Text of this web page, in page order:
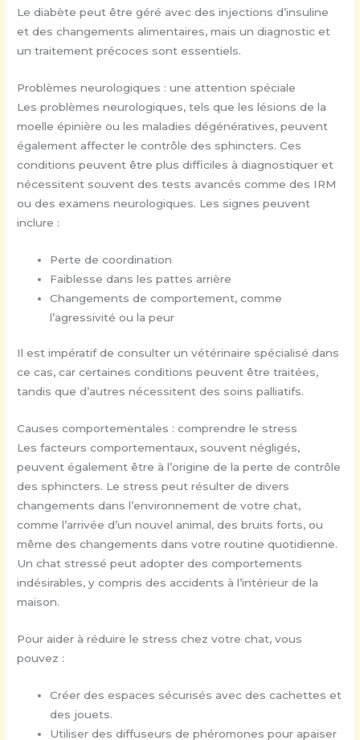
Le diabète peut être géré avec des injections d’insuline
et des changements alimentaires, mais un diagnostic et
un traitement précoces sont essentiels.
Problèmes neurologiques : une attention spéciale
Les problèmes neurologiques, tels que les lésions de la
moelle épinière ou les maladies dégénératives, peuvent
également affecter le contrôle des sphincters. Ces
conditions peuvent être plus difficiles à diagnostiquer et
nécessitent souvent des tests avancés comme des IRM
ou des examens neurologiques. Les signes peuvent
inclure :
Perte de coordination
Faiblesse dans les pattes arrière
Changements de comportement, comme
l’agressivité ou la peur
Il est impératif de consulter un vétérinaire spécialisé dans
ce cas, car certaines conditions peuvent être traitées,
tandis que d’autres nécessitent des soins palliatifs.
Causes comportementales : comprendre le stress
Les facteurs comportementaux, souvent négligés,
peuvent également être à l’origine de la perte de contrôle
des sphincters. Le stress peut résulter de divers
changements dans l’environnement de votre chat,
comme l’arrivée d’un nouvel animal, des bruits forts, ou
même des changements dans votre routine quotidienne.
Un chat stressé peut adopter des comportements
indésirables, y compris des accidents à l’intérieur de la
maison.
Pour aider à réduire le stress chez votre chat, vous
pouvez :
Créer des espaces sécurisés avec des cachettes et
des jouets.
Utiliser des diffuseurs de phéromones pour apaiser